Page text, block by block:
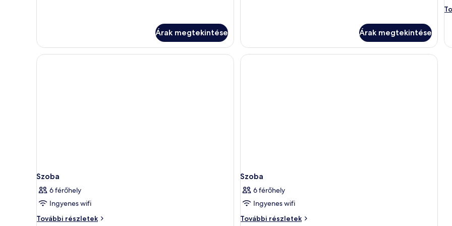
Árak megtekintése Árak megtekintése
Szoba
6 férőhely
Ingyenes wifi
További részletek
Szoba
Szoba
6 férőhely
Ingyenes wifi
További részletek
Szoba